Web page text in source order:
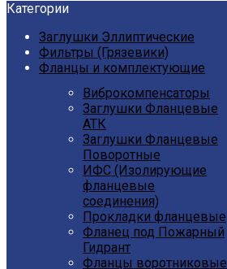
Категории
Заглушки Эллиптические
Фильтры (Грязевики)
Фланцы и комплектующие
Виброкомпенсаторы
Заглушки Фланцевые
АТК
Заглушки Фланцевые
Поворотные
ИФС (Изолирующие
фланцевые
соединения)
Прокладки фланцевые
Фланец под Пожарный
Гидрант
Фланцы воротниковые